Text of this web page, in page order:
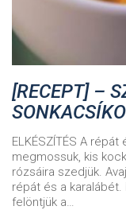
[RECEPT] –
ELKÉSZÍTÉS A
megmossuk, kis
rózsáira szedjük.
répát és a
felöntjük a…